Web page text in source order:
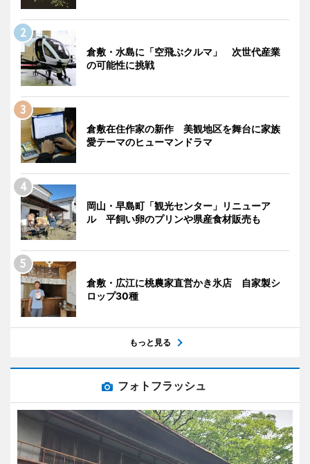
倉敷・水島に「空飛ぶクルマ」 次世代産業
の可能性に挑戦
倉敷在住作家の新作 美観地区を舞台に家族
愛テーマのヒューマンドラマ
岡山・早島町「観光センター」リニューア
ル 平飼い卵のプリンや県産食材販売も
倉敷・広江に桃農家直営かき氷店 自家製シ
ロップ30種
もっと見る
フォトフラッシュ